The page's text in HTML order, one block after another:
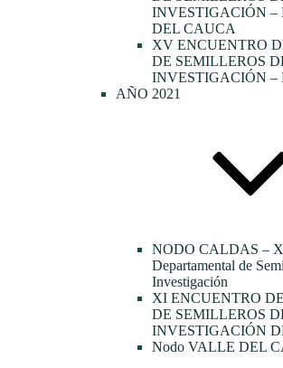
INVESTIGACIÓN –
DEL CAUCA
XV ENCUENTRO
DE SEMILLEROS
INVESTIGACIÓN –
AÑO 2021
NODO CALDAS –
Departamental de
Investigación
XI ENCUENTRO
DE SEMILLEROS
INVESTIGACIÓN
Nodo VALLE DEL